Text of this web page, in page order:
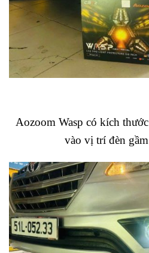
Aozoom Wasp có kích
vào vị trí đèn